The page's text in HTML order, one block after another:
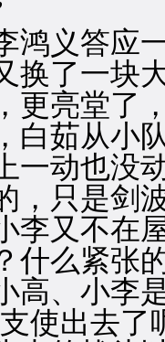
义答应一
了一块大
更亮堂了
茹从小队
一动也没
，只是剑
又不在屋
什么紧张
高、小李
使出去了